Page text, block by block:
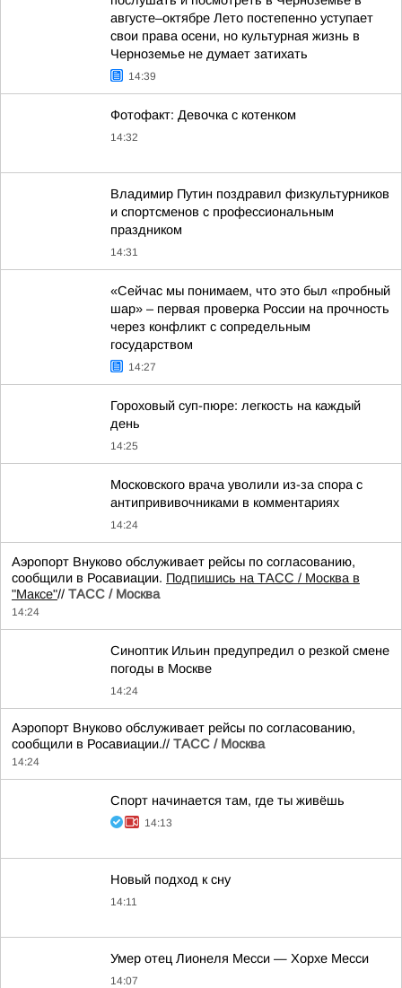
августе–октябре Лето постепенно уступает
свои права осени, но культурная жизнь в
Черноземье не думает затихать
14:39
Фотофакт: Девочка с котенком
14:32
Владимир Путин поздравил физкультурников
и спортсменов с профессиональным
праздником
14:31
«Сейчас мы понимаем, что это был «пробный
шар» – первая проверка России на прочность
через конфликт с сопредельным
государством
14:27
Гороховый суп-пюре: легкость на каждый
день
14:25
Московского врача уволили из-за спора с
антипрививочниками в комментариях
14:24
Аэропорт Внуково обслуживает рейсы по согласованию,
сообщили в Росавиации. Подпишись на ТАСС / Москва в
"Максе"// ТАСС / Москва
14:24
Синоптик Ильин предупредил о резкой смене
погоды в Москве
14:24
Аэропорт Внуково обслуживает рейсы по согласованию,
сообщили в Росавиации.// ТАСС / Москва
14:24
Спорт начинается там, где ты живёшь
14:13
Новый подход к сну
14:11
Умер отец Лионеля Месси — Хорхе Месси
14:07